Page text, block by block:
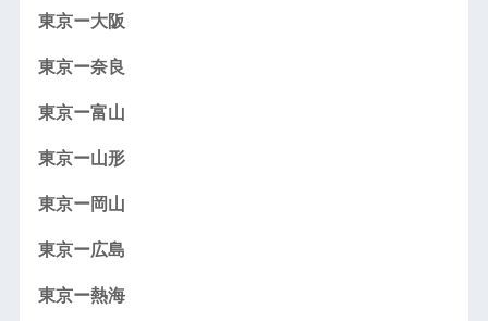
東京ー大阪
東京ー奈良
東京ー富山
東京ー山形
東京ー岡山
東京ー広島
東京ー熱海